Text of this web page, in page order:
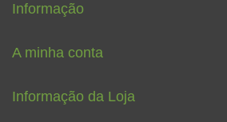
Informação
A minha conta
Informação da Loja